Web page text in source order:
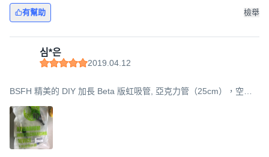
有幫助 檢舉
심*은
2019.04.12
BSFH 精美的 DIY 加長 Beta 版虹吸管, 亞克力管（25cm），空氣